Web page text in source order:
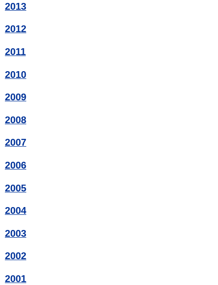
2013
2012
2011
2010
2009
2008
2007
2006
2005
2004
2003
2002
2001